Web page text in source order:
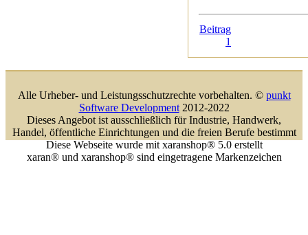
Beitrag
1
Alle Urheber- und Leistungsschutzrechte vorbehalten. © punkt
Software Development2012-2022
Dieses Angebot ist ausschließlich für Industrie, Handwerk,
Handel, öffentliche Einrichtungen und die freien Berufe bestimmt
Diese Webseite wurde mit xaranshop® 5.0 erstellt
xaran® und xaranshop® sind eingetragene Markenzeichen